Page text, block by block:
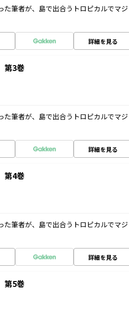
筆者が、島で出合うトロピカルでマジ
詳細を見る
第3巻
筆者が、島で出合うトロピカルでマジ
詳細を見る
第4巻
筆者が、島で出合うトロピカルでマジ
詳細を見る
第5巻